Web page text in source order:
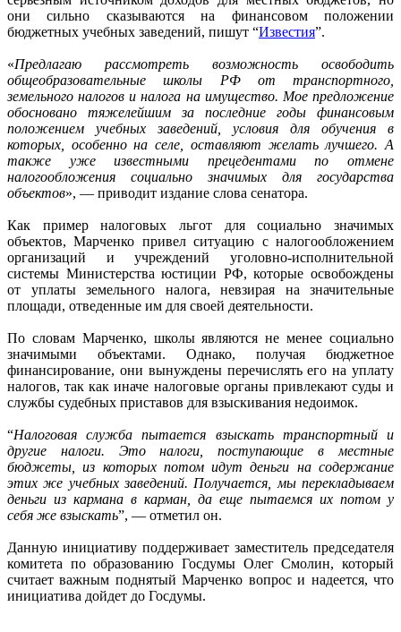
они сильно сказываются на финансовом положении
бюджетных учебных заведений, пишут “Известия”.
«Предлагаю рассмотреть возможность освободить
общеобразовательные школы РФ от транспортного,
земельного налогов и налога на имущество. Мое предложение
обосновано тяжелейшим за последние годы финансовым
положением учебных заведений, условия для обучения в
которых, особенно на селе, оставляют желать лучшего. А
также уже известными прецедентами по отмене
налогообложения социально значимых для государства
объектов», — приводит издание слова сенатора.
Как пример налоговых льгот для социально значимых
объектов, Марченко привел ситуацию с налогообложением
организаций и учреждений уголовно-исполнительной
системы Министерства юстиции РФ, которые освобождены
от уплаты земельного налога, невзирая на значительные
площади, отведенные им для своей деятельности.
По словам Марченко, школы являются не менее социально
значимыми объектами. Однако, получая бюджетное
финансирование, они вынуждены перечислять его на уплату
налогов, так как иначе налоговые органы привлекают суды и
службы судебных приставов для взыскивания недоимок.
“Налоговая служба пытается взыскать транспортный и
другие налоги. Это налоги, поступающие в местные
бюджеты, из которых потом идут деньги на содержание
этих же учебных заведений. Получается, мы перекладываем
деньги из кармана в карман, да еще пытаемся их потом у
себя же взыскать”, — отметил он.
Данную инициативу поддерживает заместитель председателя
комитета по образованию Госдумы Олег Смолин, который
считает важным поднятый Марченко вопрос и надеется, что
инициатива дойдет до Госдумы.